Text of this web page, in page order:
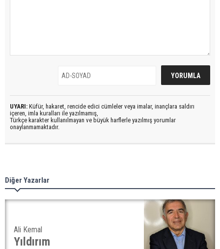
UYARI: Küfür, hakaret, rencide edici cümleler veya imalar, inançlara saldırı
içeren, imla kuralları ile yazılmamış,
Türkçe karakter kullanılmayan ve büyük harflerle yazılmış yorumlar
onaylanmamaktadır.
Diğer Yazarlar
Ali Kemal
Yıldırım